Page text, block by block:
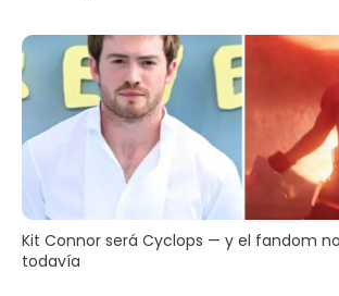
Kit Connor será Cyclops — y el fandom
todavía